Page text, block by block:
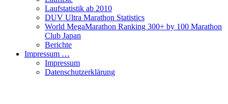
Laufstatistik ab 2010
DUV Ultra Marathon Statistics
World MegaMarathon Ranking 300+ by 100 Marathon
Club Japan
Berichte
Impressum …
Impressum
Datenschutzerklärung